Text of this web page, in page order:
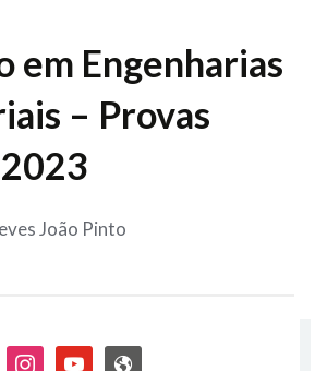
em Engenharias
– Provas
João Pinto
instagramyoutubeadmin-